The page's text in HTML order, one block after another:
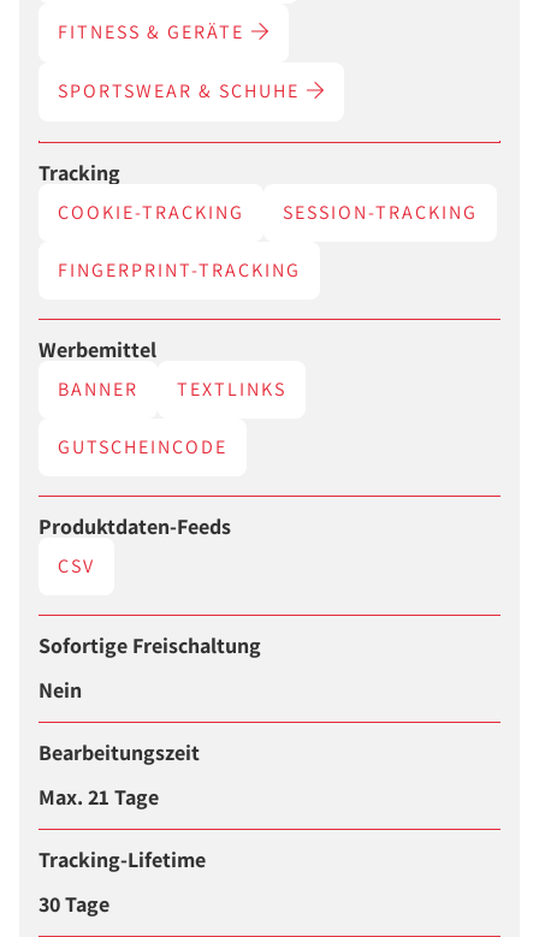
FITNESS & GERÄTE
SPORTSWEAR & SCHUHE
Tracking
COOKIE-TRACKING SESSION-TRACKING
FINGERPRINT-TRACKING
Werbemittel
BANNER TEXTLINKS
GUTSCHEINCODE
Produktdaten-Feeds
CSV
Sofortige Freischaltung
Nein
Bearbeitungszeit
Max. 21 Tage
Tracking-Lifetime
30 Tage